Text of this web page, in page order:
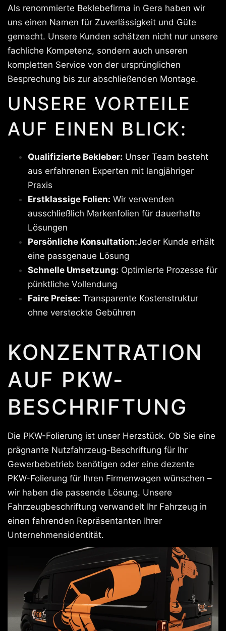
Als renommierte Beklebefirma in Gera haben wir
uns einen Namen für Zuverlässigkeit und Güte
gemacht. Unsere Kunden schätzen nicht nur unsere
fachliche Kompetenz, sondern auch unseren
kompletten Service von der ursprünglichen
Besprechung bis zur abschließenden Montage.
UNSERE VORTEILE
AUF EINEN BLICK:
Qualifizierte Bekleber: Unser Team besteht
aus erfahrenen Experten mit langjähriger
Praxis
Erstklassige Folien: Wir verwenden
ausschließlich Markenfolien für dauerhafte
Lösungen
Persönliche Konsultation:Jeder Kunde erhält
eine passgenaue Lösung
Schnelle Umsetzung: Optimierte Prozesse für
pünktliche Vollendung
Faire Preise: Transparente Kostenstruktur
ohne versteckte Gebühren
KONZENTRATION
AUF PKW-
BESCHRIFTUNG
Die PKW-Folierung ist unser Herzstück. Ob Sie eine
prägnante Nutzfahrzeug-Beschriftung für Ihr
Gewerbebetrieb benötigen oder eine dezente
PKW-Folierung für Ihren Firmenwagen wünschen –
wir haben die passende Lösung. Unsere
Fahrzeugbeschriftung verwandelt Ihr Fahrzeug in
einen fahrenden Repräsentanten Ihrer
Unternehmensidentität.